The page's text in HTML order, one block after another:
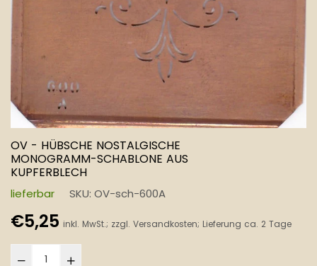
OV - HÜBSCHE NOSTALGISCHE
MONOGRAMM-SCHABLONE AUS
KUPFERBLECH
lieferbar SKU: OV-sch-600A
Normaler
Preis
€5,25 inkl. MwSt.; zzgl. Versandkosten; Lieferung ca. 2 Tage